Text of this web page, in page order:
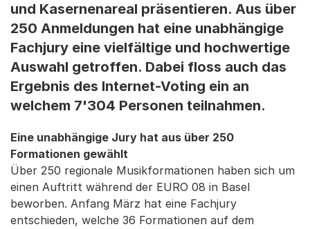
und Kasernenareal präsentieren. Aus über
250 Anmeldungen hat eine unabhängige
Fachjury eine vielfältige und hochwertige
Auswahl getroffen. Dabei floss auch das
Ergebnis des Internet-Voting ein an
welchem 7'304 Personen teilnahmen.
Eine unabhängige Jury hat aus über 250
Formationen gewählt
Über 250 regionale Musikformationen haben sich um
einen Auftritt während der EURO 08 in Basel
beworben. Anfang März hat eine Fachjury
entschieden, welche 36 Formationen auf dem